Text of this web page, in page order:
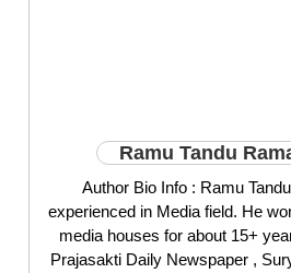
Ramu Tandu
Author Bio Info : Ramu
experienced in Media field. He
media houses for about 15+
Prajasakti Daily Newspaper ,